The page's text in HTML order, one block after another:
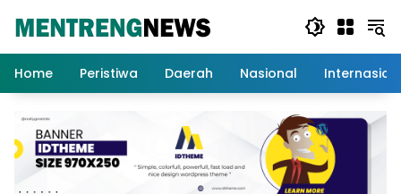
Home
Peristiwa Daerah Nasional